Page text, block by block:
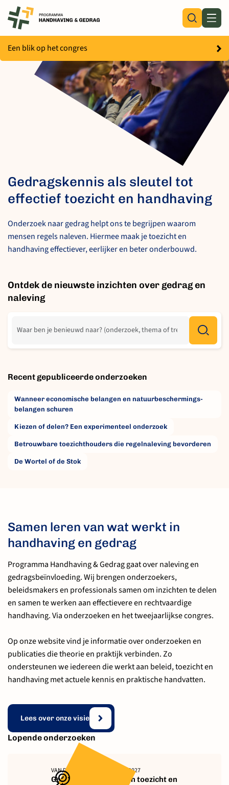
content
Een blik op het congres
Gedragskennis als sleutel tot
effectief toezicht en handhaving
Onderzoek naar gedrag helpt ons te begrijpen waarom
mensen regels naleven. Hiermee maak je toezicht en
handhaving effectiever, eerlijker en beter onderbouwd.
Ontdek de nieuwste inzichten over gedrag en
naleving
Recent gepubliceerde onderzoeken
Wanneer economische belangen en natuurbeschermings­
belangen schuren
Kiezen of delen? Een experimenteel onderzoek
Betrouwbare toezichthouders die regelnaleving bevorderen
De Wortel of de Stok
Samen leren van wat werkt in
handhaving en gedrag
Programma Handhaving & Gedrag gaat over naleving en
gedragsbeïnvloeding. Wij brengen onderzoekers,
beleidsmakers en professionals samen om inzichten te delen
en samen te werken aan effectievere en rechtvaardige
handhaving. Via onderzoeken en het tweejaarlijkse congres.
Op onze website vind je informatie over onderzoeken en
publicaties die theorie en praktijk verbinden. Zo
ondersteunen we iedereen die werkt aan beleid, toezicht en
handhaving met actuele kennis en praktische handvatten.
Lees over onze visie
Lopende onderzoeken
VAN DE VEN, DE GRAAF, PALEY, 2027
Gedragsinterventies in toezicht en